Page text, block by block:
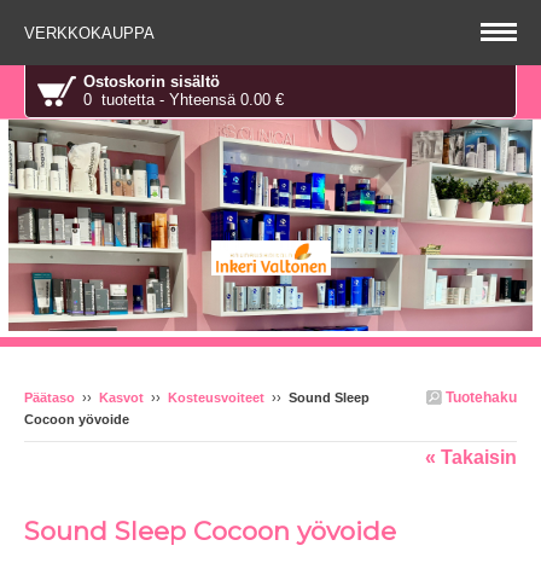
VERKKOKAUPPA
Ostoskorin sisältö
0 tuotetta - Yhteensä 0.00 €
Tuotehaku
Päätaso ›› Kasvot ›› Kosteusvoiteet ›› Sound Sleep
Cocoon yövoide
« Takaisin
Sound Sleep Cocoon yövoide